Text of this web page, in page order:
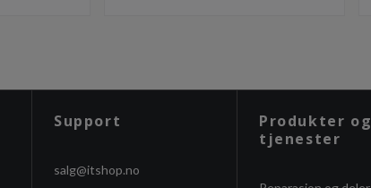
Support
salg@itshop.no
Produkter og
tjenester